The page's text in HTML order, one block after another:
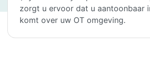
zorgt u ervoor dat u aantoonbaar
komt over uw OT omgeving.